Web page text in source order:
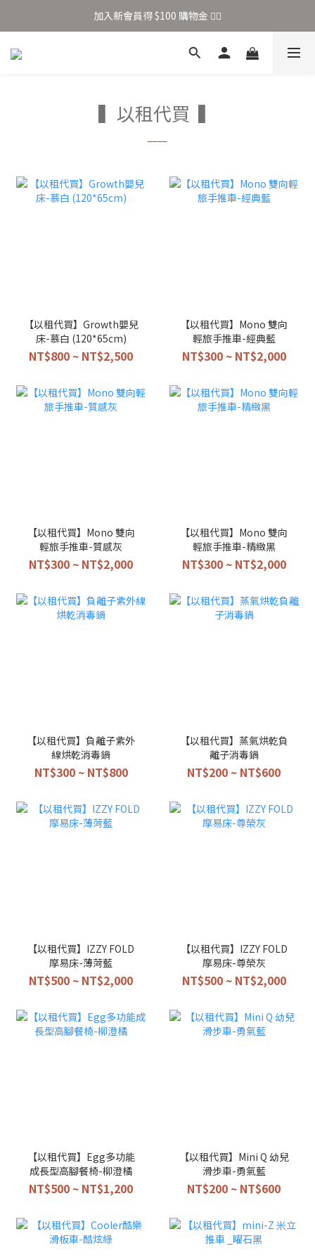
加入新會員得 $100 購物金 👉🏻
加入新會員得 $100 購物金 👉🏻
全站滿 $699 享免運
▍以租代買 ▍
【以租代買】Growth嬰兒
床-慕白 (120*65cm)
NT$800 ~ NT$2,500
【以租代買】Mono 雙向
輕旅手推車-經典藍
NT$300 ~ NT$2,000
【以租代買】Mono 雙向
輕旅手推車-質感灰
NT$300 ~ NT$2,000
【以租代買】Mono 雙向
輕旅手推車-精緻黑
NT$300 ~ NT$2,000
【以租代買】負離子紫外
線烘乾消毒鍋
NT$300 ~ NT$800
【以租代買】蒸氣烘乾負
離子消毒鍋
NT$200 ~ NT$600
【以租代買】IZZY FOLD
摩易床-薄菏藍
NT$500 ~ NT$2,000
【以租代買】IZZY FOLD
摩易床-尊榮灰
NT$500 ~ NT$2,000
【以租代買】Egg多功能
成長型高腳餐椅-柳澄橘
NT$500 ~ NT$1,200
【以租代買】Mini Q 幼兒
滑步車-勇氣藍
NT$200 ~ NT$600